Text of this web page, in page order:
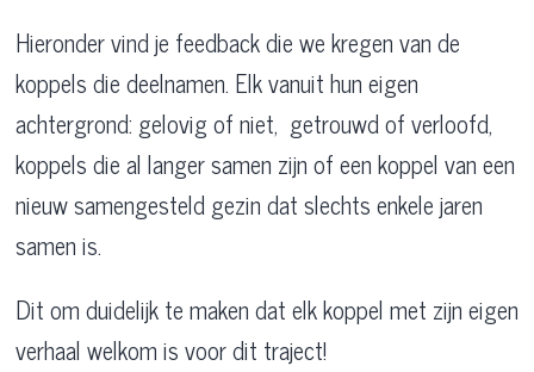
Hieronder vind je feedback die we kregen van de
koppels die deelnamen. Elk vanuit hun eigen
achtergrond: gelovig of niet, getrouwd of verloofd,
koppels die al langer samen zijn of een koppel van een
nieuw samengesteld gezin dat slechts enkele jaren
samen is.
Dit om duidelijk te maken dat elk koppel met zijn eigen
verhaal welkom is voor dit traject!